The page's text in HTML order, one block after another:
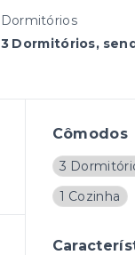
Dormitórios
3 Dormitórios,
Cômodos
3
1 Cozinha